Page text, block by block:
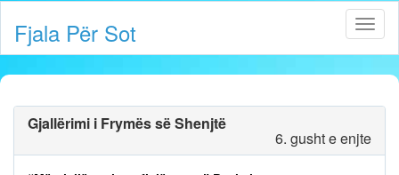
Fjala Për Sot
Gjallërimi i Frymës së Shenjtë
6. gusht e enjte